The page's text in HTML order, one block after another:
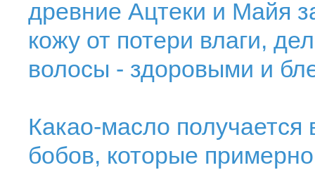
древние Ацтеки и Майя
кожу от потери влаги,
волосы - здоровыми и
Какао-масло получается
бобов, которые